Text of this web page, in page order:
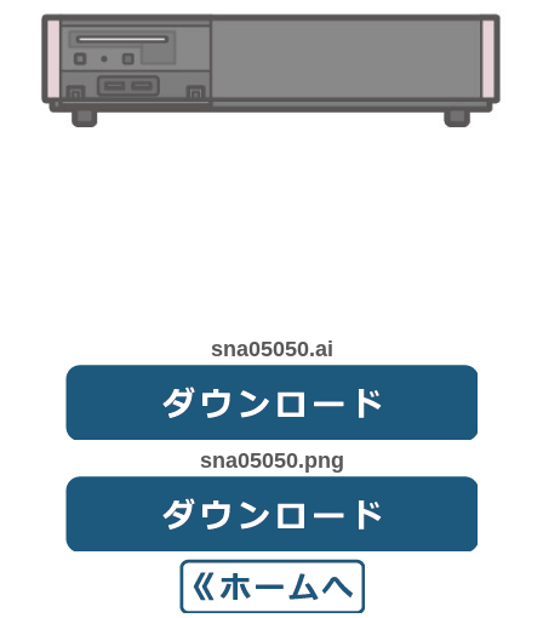
sna05050.ai
sna05050.png